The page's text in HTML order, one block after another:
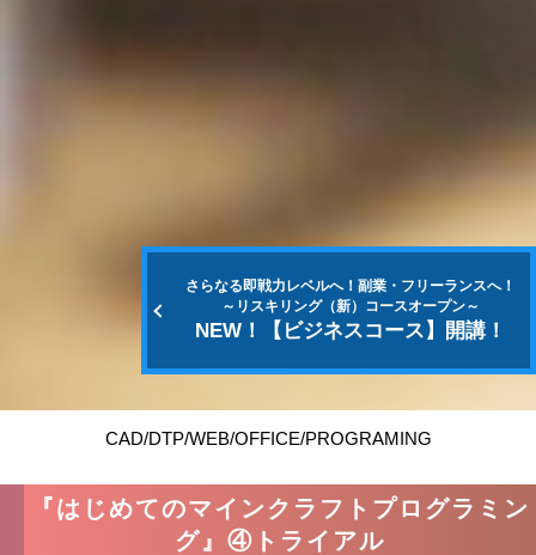
さらなる即戦力レベルへ！副業・フリーランスへ！
～リスキリング（新）コースオープン～
NEW！【ビジネスコース】開講！
CAD/DTP/WEB/OFFICE/PROGRAMING
『はじめてのマインクラフトプログラミン
グ』④トライアル